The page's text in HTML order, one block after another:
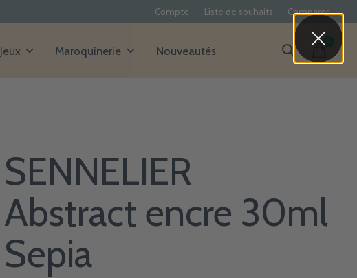
Compte Liste de souhaits Comparer
Jeux Maroquinerie Nouveautés items
SENNELIER
Abstract encre 30ml
Sepia